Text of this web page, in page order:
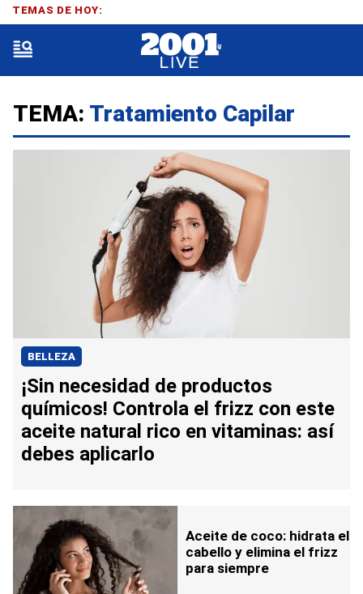
TEMA: Tratamiento Capilar
BELLEZA
¡Sin necesidad de productos
químicos! Controla el frizz con este
aceite natural rico en vitaminas: así
debes aplicarlo
Aceite de coco: hidrata el
cabello y elimina el frizz
para siempre
TEMAS DE HOY: